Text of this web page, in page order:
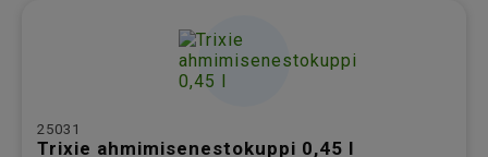
25031
Trixie ahmimisenestokuppi 0,45 l